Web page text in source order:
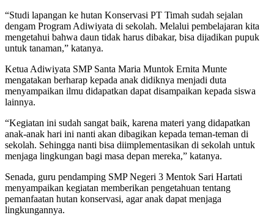
“Studi lapangan ke hutan Konservasi PT Timah sudah sejalan
dengam Program Adiwiyata di sekolah. Melalui pembelajaran kita
mengetahui bahwa daun tidak harus dibakar, bisa dijadikan pupuk
untuk tanaman,” katanya.
Ketua Adiwiyata SMP Santa Maria Muntok Ernita Munte
mengatakan berharap kepada anak didiknya menjadi duta
menyampaikan ilmu didapatkan dapat disampaikan kepada siswa
lainnya.
“Kegiatan ini sudah sangat baik, karena materi yang didapatkan
anak-anak hari ini nanti akan dibagikan kepada teman-teman di
sekolah. Sehingga nanti bisa diimplementasikan di sekolah untuk
menjaga lingkungan bagi masa depan mereka,” katanya.
Senada, guru pendamping SMP Negeri 3 Mentok Sari Hartati
menyampaikan kegiatan memberikan pengetahuan tentang
pemanfaatan hutan konservasi, agar anak dapat menjaga
lingkungannya.